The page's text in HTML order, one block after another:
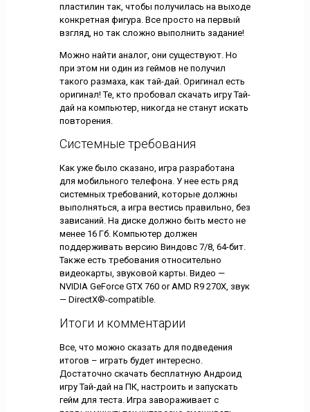
пластилин так, чтобы получилась на выходе
конкретная фигура. Все просто на первый
взгляд, но так сложно выполнить задание!
Можно найти аналог, они существуют. Но
при этом ни один из геймов не получил
такого размаха, как тай-дай. Оригинал есть
оригинал! Те, кто пробовал скачать игру Тай-
дай на компьютер, никогда не станут искать
повторения.
Системные требования
Как уже было сказано, игра разработана
для мобильного телефона. У нее есть ряд
системных требований, которые должны
выполняться, а игра вестись правильно, без
зависаний. На диске должно быть место не
менее 16 Гб. Компьютер должен
поддерживать версию Виндовс 7/8, 64-бит.
Также есть требования относительно
видеокарты, звуковой карты. Видео —
NVIDIA GeForce GTX 760 or AMD R9 270X, звук
— DirectX®-compatible.
Итоги и комментарии
Все, что можно сказать для подведения
итогов – играть будет интересно.
Достаточно скачать бесплатную Андроид
игру Тай-дай на ПК, настроить и запускать
гейм для теста. Игра завораживает с